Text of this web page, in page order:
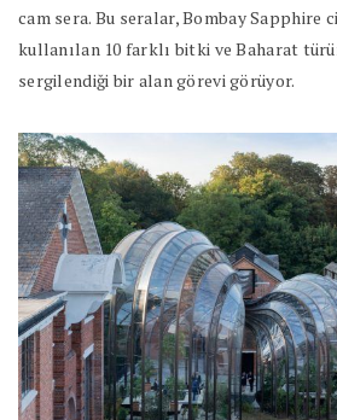
cam sera. Bu seralar, Bombay Sapphire
kullanılan 10 farklı bitki ve Baharat
sergilendiği bir alan görevi görüyor.